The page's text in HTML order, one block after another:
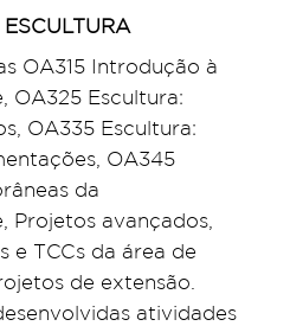
OA315 Introdução à
OA325 Escultura:
OA335 Escultura:
OA345
da
Projetos avançados,
e TCCs da área de
de extensão.
atividades